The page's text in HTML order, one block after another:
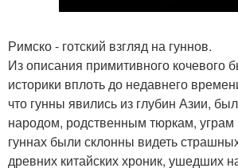
Римско - готский взгляд на гуннов.
Из описания примитивного кочевого
историки вплоть до недавнего
что гунны явились из глубин Азии,
народом, родственным тюркам,
гуннах были склонны видеть
древних китайских хроник, ушедших